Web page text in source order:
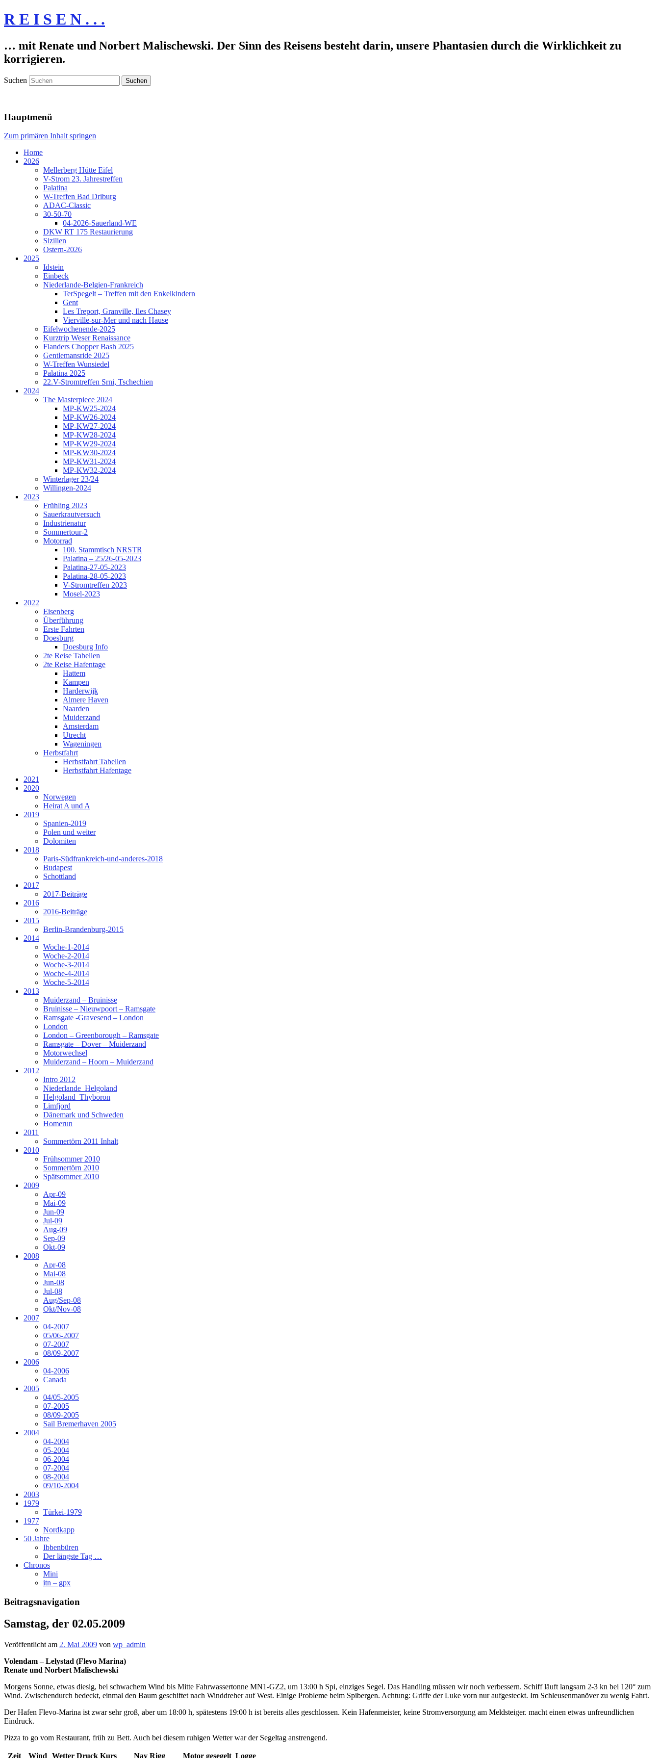
R E I S E N . . .
… mit Renate und Norbert Malischewski. Der Sinn des Reisens besteht darin, unsere Phantasien durch die Wirklichkeit zu
korrigieren.
Suchen
Hauptmenü
Zum primären Inhalt springen
Home
2026
Mellerberg Hütte Eifel
V-Strom 23. Jahrestreffen
Palatina
W-Treffen Bad Driburg
ADAC-Classic
30-50-70
04-2026-Sauerland-WE
DKW RT 175 Restaurierung
Sizilien
Ostern-2026
2025
Idstein
Einbeck
Niederlande-Belgien-Frankreich
TerSpegelt – Treffen mit den Enkelkindern
Gent
Les Treport, Granville, Iles Chasey
Vierville-sur-Mer und nach Hause
Eifelwochenende-2025
Kurztrip Weser Renaissance
Flanders Chopper Bash 2025
Gentlemansride 2025
W-Treffen Wunsiedel
Palatina 2025
22.V-Stromtreffen Srni, Tschechien
2024
The Masterpiece 2024
MP-KW25-2024
MP-KW26-2024
MP-KW27-2024
MP-KW28-2024
MP-KW29-2024
MP-KW30-2024
MP-KW31-2024
MP-KW32-2024
Winterlager 23/24
Willingen-2024
2023
Frühling 2023
Sauerkrautversuch
Industrienatur
Sommertour-2
Motorrad
100. Stammtisch NRSTR
Palatina – 25/26-05-2023
Palatina-27-05-2023
Palatina-28-05-2023
V-Stromtreffen 2023
Mosel-2023
2022
Eisenberg
Überführung
Erste Fahrten
Doesburg
Doesburg Info
2te Reise Tabellen
2te Reise Hafentage
Hattem
Kampen
Harderwijk
Almere Haven
Naarden
Muiderzand
Amsterdam
Utrecht
Wageningen
Herbstfahrt
Herbstfahrt Tabellen
Herbstfahrt Hafentage
2021
2020
Norwegen
Heirat A und A
2019
Spanien-2019
Polen und weiter
Dolomiten
2018
Paris-Südfrankreich-und-anderes-2018
Budapest
Schottland
2017
2017-Beiträge
2016
2016-Beiträge
2015
Berlin-Brandenburg-2015
2014
Woche-1-2014
Woche-2-2014
Woche-3-2014
Woche-4-2014
Woche-5-2014
2013
Muiderzand – Bruinisse
Bruinisse – Nieuwpoort – Ramsgate
Ramsgate -Gravesend – London
London
London – Greenborough – Ramsgate
Ramsgate – Dover – Muiderzand
Motorwechsel
Muiderzand – Hoorn – Muiderzand
2012
Intro 2012
Niederlande_Helgoland
Helgoland_Thyboron
Limfjord
Dänemark und Schweden
Homerun
2011
Sommertörn 2011 Inhalt
2010
Frühsommer 2010
Sommertörn 2010
Spätsommer 2010
2009
Apr-09
Mai-09
Jun-09
Jul-09
Aug-09
Sep-09
Okt-09
2008
Apr-08
Mai-08
Jun-08
Jul-08
Aug/Sep-08
Okt/Nov-08
2007
04-2007
05/06-2007
07-2007
08/09-2007
2006
04-2006
Canada
2005
04/05-2005
07-2005
08/09-2005
Sail Bremerhaven 2005
2004
04-2004
05-2004
06-2004
07-2004
08-2004
09/10-2004
2003
1979
Türkei-1979
1977
Nordkapp
50 Jahre
Ibbenbüren
Der längste Tag …
Chronos
Mini
itn – gpx
Beitragsnavigation
Samstag, der 02.05.2009
Veröffentlicht am 2. Mai 2009 von wp_admin
Volendam – Lelystad (Flevo Marina)
Renate und Norbert Malischewski
Morgens Sonne, etwas diesig, bei schwachem Wind bis Mitte Fahrwassertonne MN1-GZ2, um 13:00 h Spi, einziges Segel. Das Handling müssen wir noch verbessern. Schiff läuft langsam 2-3 kn bei 120° zum
Wind. Zwischendurch bedeckt, einmal den Baum geschiftet nach Winddreher auf West. Einige Probleme beim Spibergen. Achtung: Griffe der Luke vorn nur aufgesteckt. Im Schleusenmanöver zu wenig Fahrt.
Der Hafen Flevo-Marina ist zwar sehr groß, aber um 18:00 h, spätestens 19:00 h ist bereits alles geschlossen. Kein Hafenmeister, keine Stromversorgung am Meldsteiger. macht einen etwas unfreundlichen
Eindruck.
Pizza to go vom Restaurant, früh zu Bett. Auch bei diesem ruhigen Wetter war der Segeltag anstrengend.
Zeit Wind Wetter Druck Kurs Nav Rigg Motor gesegelt Logge